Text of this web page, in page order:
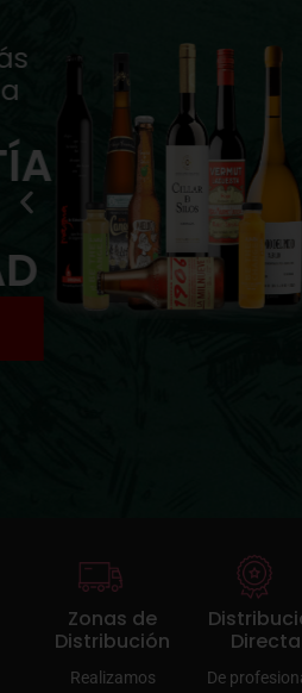
DE
VINOS
Una bodega con
vinos
excepcionales de
las mejores D.O
TIENDA SOYCO
Zonas de
Distribución
Realizamos
Directa
De